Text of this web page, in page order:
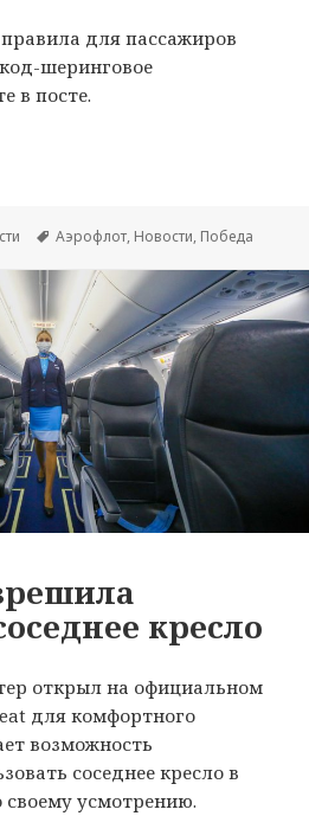
для пассажиров
шеринговое
в посте.
будет выполнять
Метки
Аэрофлот, Новости, Победа
кресло
открыл на официальном
для комфортного
возможность
соседнее кресло в
своему усмотрению.